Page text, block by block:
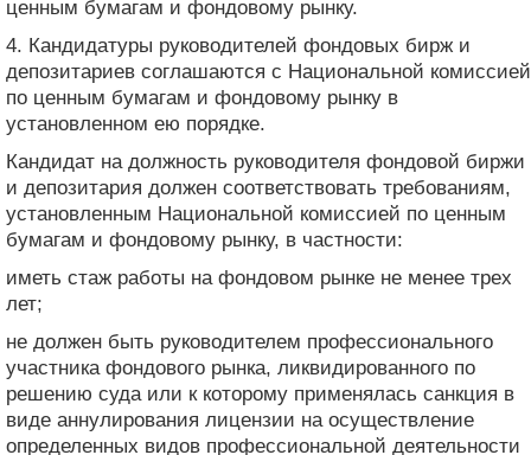
ценным бумагам и фондовому рынку.
4. Кандидатуры руководителей фондовых бирж и
депозитариев соглашаются с Национальной комиссией
по ценным бумагам и фондовому рынку в
установленном ею порядке.
Кандидат на должность руководителя фондовой биржи
и депозитария должен соответствовать требованиям,
установленным Национальной комиссией по ценным
бумагам и фондовому рынку, в частности:
иметь стаж работы на фондовом рынке не менее трех
лет;
не должен быть руководителем профессионального
участника фондового рынка, ликвидированного по
решению суда или к которому применялась санкция в
виде аннулирования лицензии на осуществление
определенных видов профессиональной деятельности